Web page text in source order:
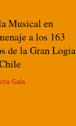
Musical en
a los 163
de la Gran Logia
Gala